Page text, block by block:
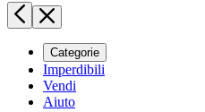
Categorie
Imperdibili
Vendi
Aiuto